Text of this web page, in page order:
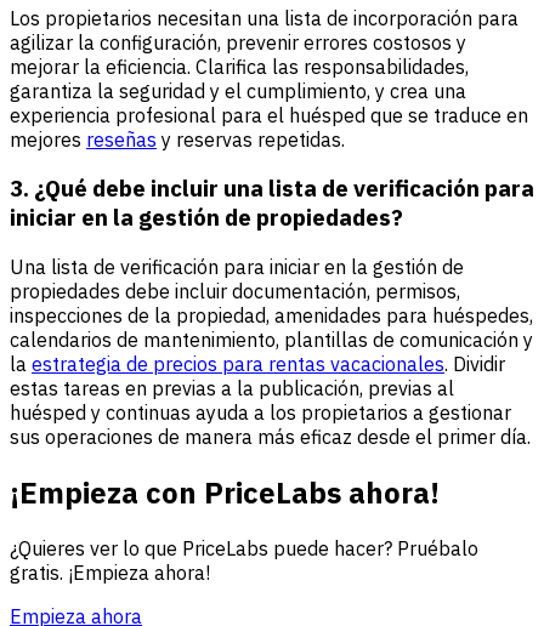
Los propietarios necesitan una lista de incorporación para
agilizar la configuración, prevenir errores costosos y
mejorar la eficiencia. Clarifica las responsabilidades,
garantiza la seguridad y el cumplimiento, y crea una
experiencia profesional para el huésped que se traduce en
mejores reseñas y reservas repetidas.
3. ¿Qué debe incluir una lista de verificación para
iniciar en la gestión de propiedades?
Una lista de verificación para iniciar en la gestión de
propiedades debe incluir documentación, permisos,
inspecciones de la propiedad, amenidades para huéspedes,
calendarios de mantenimiento, plantillas de comunicación y
la estrategia de precios para rentas vacacionales. Dividir
estas tareas en previas a la publicación, previas al
huésped y continuas ayuda a los propietarios a gestionar
sus operaciones de manera más eficaz desde el primer día.
¡Empieza con PriceLabs ahora!
¿Quieres ver lo que PriceLabs puede hacer? Pruébalo
gratis. ¡Empieza ahora!
Empieza ahora